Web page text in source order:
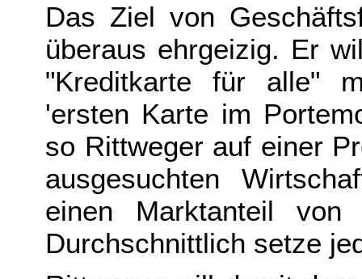
Das Ziel von
überaus ehrgeizig. Er
"Kreditkarte für alle"
'ersten Karte im
so Rittweger auf einer
ausgesuchten
einen Marktanteil
Durchschnittlich setze